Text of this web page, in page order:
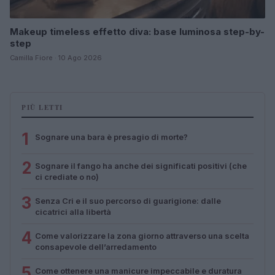
Makeup timeless effetto diva: base luminosa step-by-
step
Camilla Fiore · 10 Ago 2026
PIÙ LETTI
1 Sognare una bara è presagio di morte?
2 Sognare il fango ha anche dei significati positivi (che
ci crediate o no)
3 Senza Cri e il suo percorso di guarigione: dalle
cicatrici alla libertà
4 Come valorizzare la zona giorno attraverso una scelta
consapevole dell’arredamento
Come ottenere una manicure impeccabile e duratura